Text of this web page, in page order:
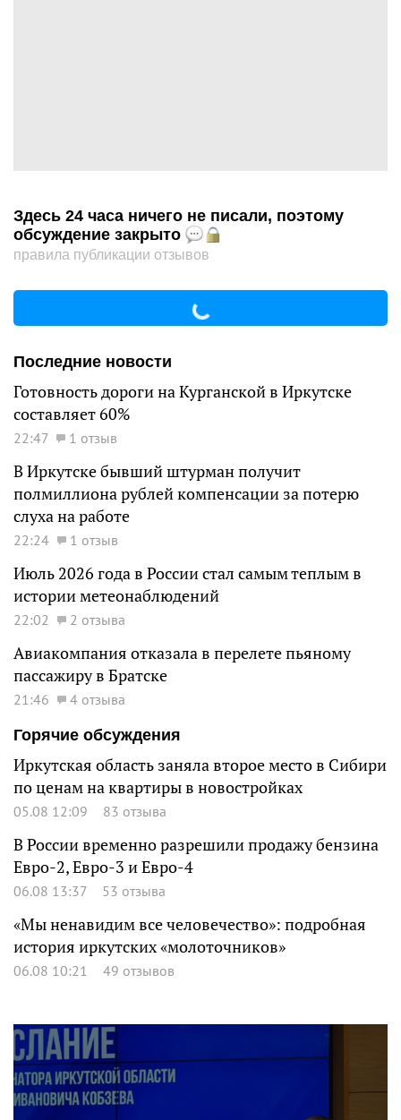
Здесь 24 часа ничего не писали, поэтому
обсуждение закрыто
правила публикации отзывов
Последние новости
Готовность дороги на Курганской в Иркутске
составляет 60%
22:47 1 отзыв
В Иркутске бывший штурман получит
полмиллиона рублей компенсации за потерю
слуха на работе
22:24 1 отзыв
Июль 2026 года в России стал самым теплым в
истории метеонаблюдений
22:02 2 отзыва
Авиакомпания отказала в перелете пьяному
пассажиру в Братске
21:46
4 отзыва
Горячие обсуждения
Иркутская область заняла второе место в Сибири
по ценам на квартиры в новостройках
05.08 12:09 83 отзыва
В России временно разрешили продажу бензина
Евро-2, Евро-3 и Евро-4
06.08 13:37 53 отзыва
«Мы ненавидим все человечество»: подробная
история иркутских «молоточников»
06.08 10:21 49 отзывов